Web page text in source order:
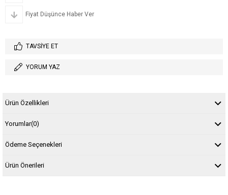
Fiyat Düşünce Haber Ver
TAVSIYE ET
YORUM YAZ
Ürün Özellikleri
Yorumlar(0)
Ödeme Seçenekleri
Ürün Önerileri